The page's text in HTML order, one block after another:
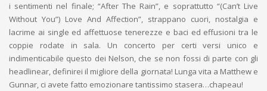
i sentimenti nel finale; “After The Rain”, e soprattutto “(Can’t Live
Without You”) Love And Affection”, strappano cuori, nostalgia e
lacrime ai single ed affettuose tenerezze e baci ed effusioni tra le
coppie rodate in sala. Un concerto per certi versi unico e
indimenticabile questo dei Nelson, che se non fossi di parte con gli
headlinear, definirei il migliore della giornata! Lunga vita a Matthew e
Gunnar, ci avete fatto emozionare tantissimo stasera…chapeau!